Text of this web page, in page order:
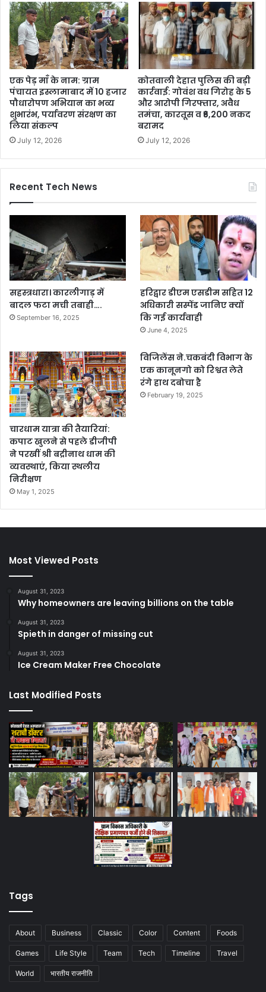
एक पेड़ माँ के नाम: ग्राम
पंचायत इस्लामाबाद में 10 हजार
पौधारोपण अभियान का भव्य
शुभारंभ, पर्यावरण संरक्षण का
लिया संकल्प
July 12, 2026
कोतवाली देहात पुलिस की बड़ी
कार्रवाई: गोवंश वध गिरोह के 5
और आरोपी गिरफ्तार, अवैध
तमंचा, कारतूस व ₹6,200 नकद
बरामद
July 12, 2026
Recent Tech News
सहस्त्रधारा। कारलीगाड़ में
बादल फटा मची तबाही….
September 16, 2025
हरिद्वार डीएम एसडीम सहित 12
अधिकारी सस्पेंड जानिए क्यों
कि गई कार्यवाही
June 4, 2025
चारधाम यात्रा की तैयारियां:
कपाट खुलने से पहले डीजीपी
ने परखीं श्री बद्रीनाथ धाम की
व्यवस्थाएं, किया स्थलीय
निरीक्षण
May 1, 2025
विजिलेंस ने.चकबंदी विभाग के
एक कानूनगो को रिश्वत लेते
रंगे हाथ दबोचा है
February 19, 2025
Most Viewed Posts
August 31, 2023
Why homeowners are leaving billions on the table
August 31, 2023
Spieth in danger of missing cut
August 31, 2023
Ice Cream Maker Free Chocolate
Last Modified Posts
Tags
About Business Classic Color Content Foods
Games Life Style Team Tech Timeline Travel
World भारतीय राजनीति